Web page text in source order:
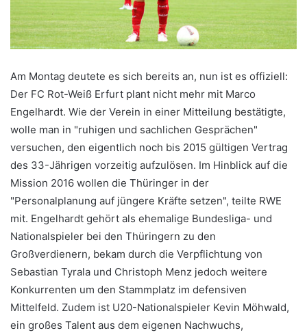
Am Montag deutete es sich bereits an, nun ist es offiziell:
Der FC Rot-Weiß Erfurt plant nicht mehr mit Marco
Engelhardt. Wie der Verein in einer Mitteilung bestätigte,
wolle man in "ruhigen und sachlichen Gesprächen"
versuchen, den eigentlich noch bis 2015 gültigen Vertrag
des 33-Jährigen vorzeitig aufzulösen. Im Hinblick auf die
Mission 2016 wollen die Thüringer in der
"Personalplanung auf jüngere Kräfte setzen", teilte RWE
mit. Engelhardt gehört als ehemalige Bundesliga- und
Nationalspieler bei den Thüringern zu den
Großverdienern, bekam durch die Verpflichtung von
Sebastian Tyrala und Christoph Menz jedoch weitere
Konkurrenten um den Stammplatz im defensiven
Mittelfeld. Zudem ist U20-Nationalspieler Kevin Möhwald,
ein großes Talent aus dem eigenen Nachwuchs,